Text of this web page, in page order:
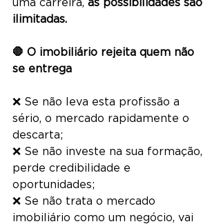
ilimitadas.
🛑 O imobiliário rejeita quem não
se entrega
❌ Se não leva esta profissão a
sério, o mercado rapidamente o
descarta;
❌ Se não investe na sua formação,
perde credibilidade e
oportunidades;
❌ Se não trata o mercado
imobiliário como um negócio, vai